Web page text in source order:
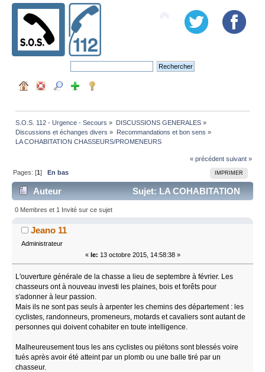
S.O.S. 112 - Urgence - Secours » DISCUSSIONS GENERALES»
Discussions et échanges divers » Recommandations et bon sens »
LA COHABITATION CHASSEURS/PROMENEURS
« précédent suivant »
IMPRIMER
Pages: [1]En bas
Auteur
Sujet: LA COHABITATION
CHASSEURS/PROMENEURS (Lu 3204 fois)
0 Membres et 1 Invité sur ce sujet
Jeano 11
Administrateur
« le: 13 octobre 2015, 14:58:38 »
L'ouverture générale de la chasse a lieu de septembre à février. Les
chasseurs ont à nouveau investi les plaines, bois et forêts pour
s'adonner à leur passion.
Mais ils ne sont pas seuls à arpenter les chemins des département : les
cyclistes, randonneurs, promeneurs, motards et cavaliers sont autant de
personnes qui doivent cohabiter en toute intelligence.
Malheureusement tous les ans cyclistes ou piétons sont blessés voire
tués après avoir été atteint par un plomb ou une balle tiré par un
chasseur.